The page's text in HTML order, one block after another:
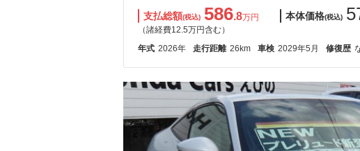
支払総額(税込) 586.8万円
（諸経費12.5万円含む）
本体価格(税込)
年式 2026年 走行距離 26km 車検 2029年5月 修復歴